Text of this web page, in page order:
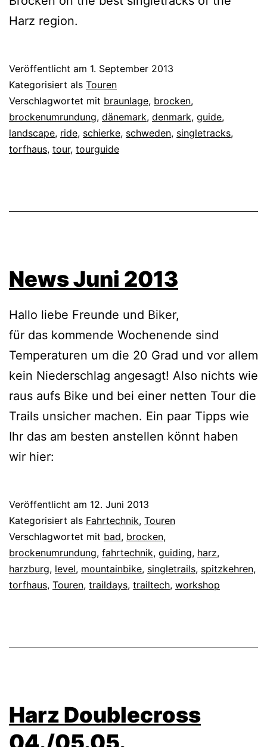
Harz region.
Veröffentlicht am 1. September 2013
Kategorisiert als Touren
Verschlagwortet mit braunlage, brocken,
brockenumrundung, dänemark, denmark, guide,
landscape, ride, schierke, schweden, singletracks,
torfhaus, tour, tourguide
News Juni 2013
Hallo liebe Freunde und Biker,
für das kommende Wochenende sind
Temperaturen um die 20 Grad und vor allem
kein Niederschlag angesagt! Also nichts wie
raus aufs Bike und bei einer netten Tour die
Trails unsicher machen. Ein paar Tipps wie
Ihr das am besten anstellen könnt haben
wir hier:
Veröffentlicht am 12. Juni 2013
Kategorisiert als Fahrtechnik, Touren
Verschlagwortet mit bad, brocken,
brockenumrundung, fahrtechnik, guiding, harz,
harzburg, level, mountainbike, singletrails, spitzkehren,
torfhaus, Touren, traildays, trailtech, workshop
Harz Doublecross